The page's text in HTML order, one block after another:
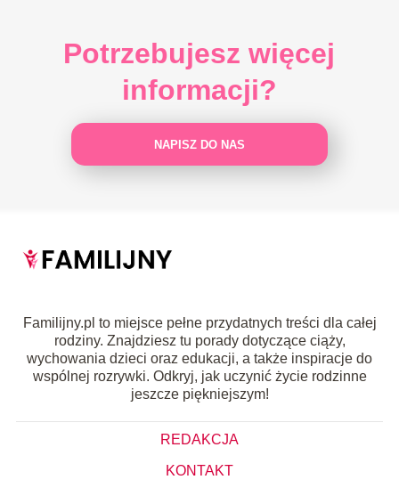
Potrzebujesz więcej
informacji?
NAPISZ DO NAS
Familijny.pl to miejsce pełne przydatnych treści dla całej
rodziny. Znajdziesz tu porady dotyczące ciąży,
wychowania dzieci oraz edukacji, a także inspiracje do
wspólnej rozrywki. Odkryj, jak uczynić życie rodzinne
jeszcze piękniejszym!
REDAKCJA
KONTAKT